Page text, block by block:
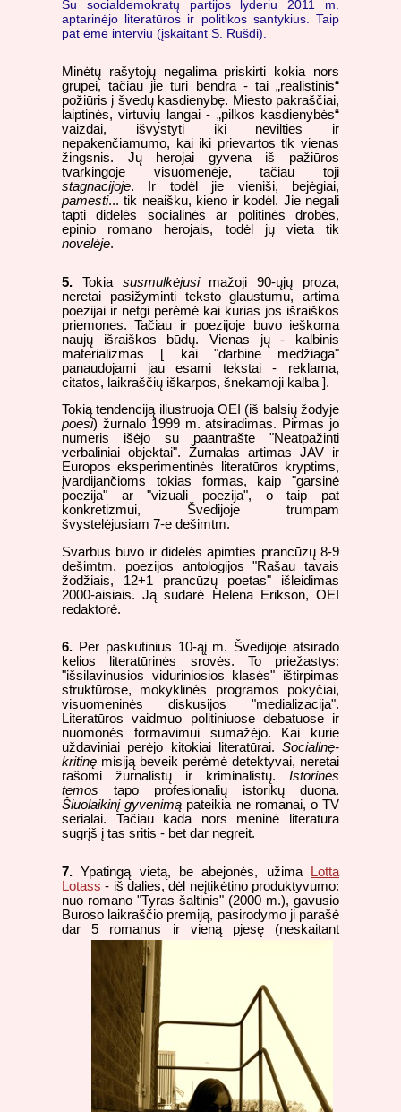
Su socialdemokratų partijos lyderiu 2011 m.
aptarinėjo literatūros ir politikos santykius. Taip
pat ėmė interviu (įskaitant S. Rušdi).
Minėtų rašytojų negalima priskirti kokia nors
grupei, tačiau jie turi bendra - tai „realistinis“
požiūris į švedų kasdienybę. Miesto pakraščiai,
laiptinės, virtuvių langai - „pilkos kasdienybės“
vaizdai, išvystyti iki nevilties ir
nepakenčiamumo, kai iki prievartos tik vienas
žingsnis. Jų herojai gyvena iš pažiūros
tvarkingoje visuomenėje, tačiau toji
stagnacijoje. Ir todėl jie vieniši, bejėgiai,
pamesti... tik neaišku, kieno ir kodėl. Jie negali
tapti didelės socialinės ar politinės drobės,
epinio romano herojais, todėl jų vieta tik
novelėje.
5. Tokia susmulkėjusimažoji 90-ųjų proza,
neretai pasižyminti teksto glaustumu, artima
poezijai ir netgi perėmė kai kurias jos išraiškos
priemones. Tačiau ir poezijoje buvo ieškoma
naujų išraiškos būdų. Vienas jų - kalbinis
materializmas [ kai "darbine medžiaga"
panaudojami jau esami tekstai - reklama,
citatos, laikraščių iškarpos, šnekamoji kalba ].
Tokią tendenciją iliustruoja OEI (iš balsių žodyje
poesi) žurnalo 1999 m. atsiradimas. Pirmas jo
numeris išėjo su paantrašte "Neatpažinti
verbaliniai objektai". Žurnalas artimas JAV ir
Europos eksperimentinės literatūros kryptims,
įvardijančioms tokias formas, kaip "garsinė
poezija" ar "vizuali poezija", o taip pat
konkretizmui, Švedijoje trumpam
švystelėjusiam 7-e dešimtm.
Svarbus buvo ir didelės apimties prancūzų 8-9
dešimtm. poezijos antologijos "Rašau tavais
žodžiais, 12+1 prancūzų poetas" išleidimas
2000-aisiais. Ją sudarė Helena Erikson, OEI
redaktorė.
6. Per paskutinius 10-ąį m. Švedijoje atsirado
kelios literatūrinės srovės. To priežastys:
"išsilavinusios viduriniosios klasės" ištirpimas
struktūrose, mokyklinės programos pokyčiai,
visuomeninės diskusijos "medializacija".
Literatūros vaidmuo politiniuose debatuose ir
nuomonės formavimui sumažėjo. Kai kurie
uždaviniai perėjo kitokiai literatūrai. Socialinę-
kritinę misiją beveik perėmė detektyvai, neretai
rašomi žurnalistų ir kriminalistų. Istorinės
temos tapo profesionalių istorikų duona.
Šiuolaikinį gyvenimą pateikia ne romanai, o TV
serialai. Tačiau kada nors meninė literatūra
sugrįš į tas sritis - bet dar negreit.
7. Ypatingą vietą, be abejonės, užima
Lotta
Lotass - iš dalies, dėl neįtikėtino produktyvumo:
nuo romano "Tyras šaltinis" (2000 m.), gavusio
Buroso laikraščio premiją, pasirodymo ji parašė
dar 5 romanus ir vieną pjesę (neskaitant